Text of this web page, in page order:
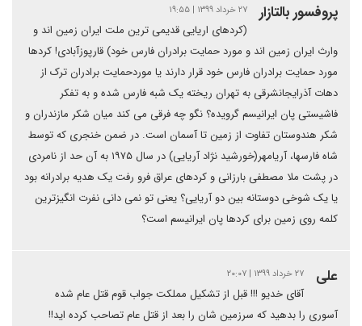
پروفسور بالتازار ۲۷ خرداد ۱۳۹۹ | ۱۹:۵۵
(کردهای اریایی قدیمی ترین ملت ایران زمین اند و
وارث ایران زمین اند و مورد حمایت برادران فارس خود) قارپوزآبادی! کردها
مورد حمایت برادران فارس خود قرار دارند یا موردحمایت برادران ترک از
دهات آذرایجانشرقی به تهران ریخته یک شبه فارس شده و به تفکر
فاشیستی پان ایرانیسم گرویده؟ نگو چه فرقی می کند میان شکر مازندران و
شکر هندوستان تفاوت از زمین تا آسمان است. در ضمن خنجری که توسط
شاه فارسها، آریامهر(خورشید نژاد آریایی) در سال ۱۹۷۵ به آن حد از نامردی
در پشت ملا مصطفی بارزانی و کردهای عراق فرو رفت یک هدیه برادرانه بود
یا یک شوخی دوستانه بین دو آریایی؟ یعنی تو نمی دانی نفرت انگیزترین
کلمه روی زمین برای کردها پان ایرانیسم است؟
علی ۲۷ خرداد ۱۳۹۹ | ۲۰:۰۷
آقای خدیو !!! قبل از تشکیل مملکت جواب قوم قتل عام شده
آسوری را بدهید که سرزمین شان را بعد از قتل عام تصاحب کرده اید!!